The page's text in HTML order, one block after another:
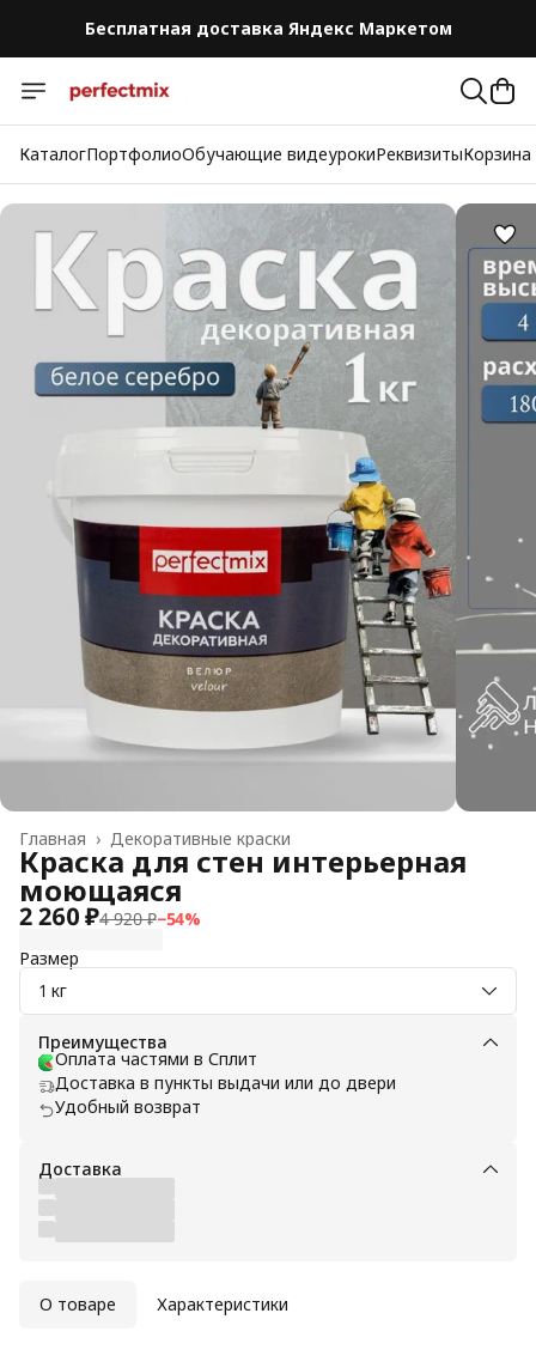
Бесплатная доставка Яндекс Маркетом
Бесплатная доставка Яндекс Маркетом
КаталогПортфолиоОбучающие видеурокиРеквизитыКорзина
Декоративные краски
Главная ›
Краска для стен интерьерная
моющаяся
2 260 ₽4 920 ₽−54%
Размер
1 кг
Преимущества
Оплата частями в Сплит
Доставка в пункты выдачи или до двери
Удобный возврат
Доставка
О товаре Характеристики